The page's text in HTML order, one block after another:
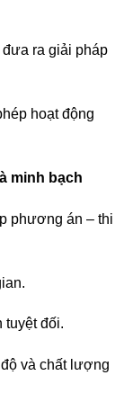
ra giải pháp
hoạt động
minh bạch
phương án – thi
tuyệt đối.
và chất lượng